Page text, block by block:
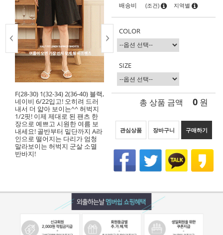
F(28-30) 1(32-34) 2(36-40) 블랙,
네이비 6/22입고! 오히려 드러
내서 더 얇아 보이는^^ 허벅지
1/2핏! 이제 제대로 된 팬츠 한
장으로 예쁘고 시원한 여름 보
내세요! 골반부터 밑단까지 A라
인으로 떨어지는 다리가 엄청
말라보이는 허벅지 군살 소멸
반바지!
배송비
(조건) 지역별
COLOR
SIZE
총 상품 금액 0 원
관심상품 장바구니 구매하기